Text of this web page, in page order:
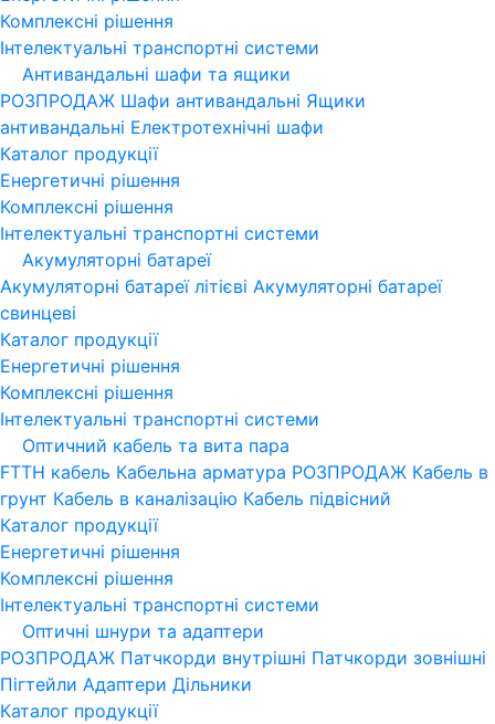
Комплексні рішення
Інтелектуальні транспортні системи
Антивандальні шафи та ящики
РОЗПРОДАЖ Шафи антивандальні Ящики
антивандальні Електротехнічні шафи
Каталог продукції
Енергетичні рішення
Комплексні рішення
Інтелектуальні транспортні системи
Акумуляторні батареї
Акумуляторні батареї літієві Акумуляторні батареї
свинцеві
Каталог продукції
Енергетичні рішення
Комплексні рішення
Інтелектуальні транспортні системи
Оптичний кабель та вита пара
FTTH кабель Кабельна арматура РОЗПРОДАЖ Кабель в
грунт Кабель в каналізацію Кабель підвісний
Каталог продукції
Енергетичні рішення
Комплексні рішення
Інтелектуальні транспортні системи
Оптичні шнури та адаптери
РОЗПРОДАЖ Патчкорди внутрішні Патчкорди зовнішні
Пігтейли Адаптери Дільники
Каталог продукції